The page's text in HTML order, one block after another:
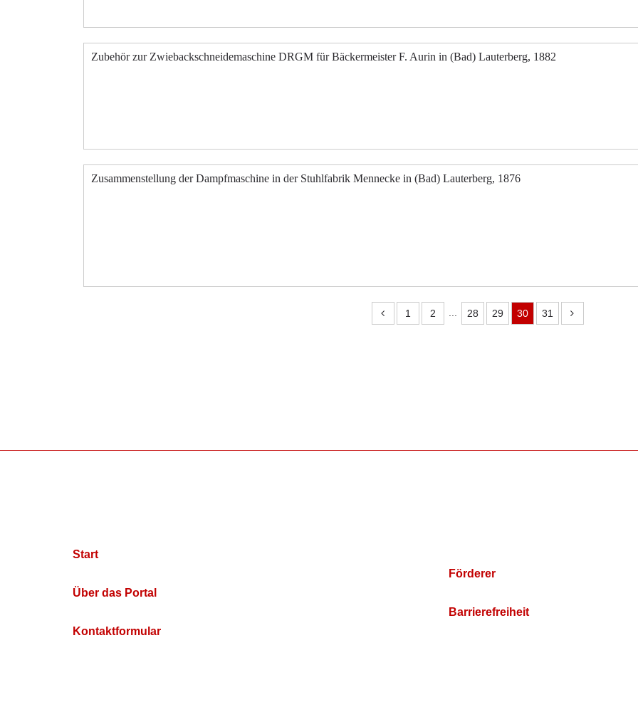
Zubehör zur Zwiebackschneidemaschine DRGM für Bäckermeister F. Aurin in (Bad) Lauterberg, 1882
Zusammenstellung der Dampfmaschine in der Stuhlfabrik Mennecke in (Bad) Lauterberg, 1876
1 2 ... 28 29 30 31
Start
Über das Portal
Kontaktformular
Förderer
Barrierefreiheit